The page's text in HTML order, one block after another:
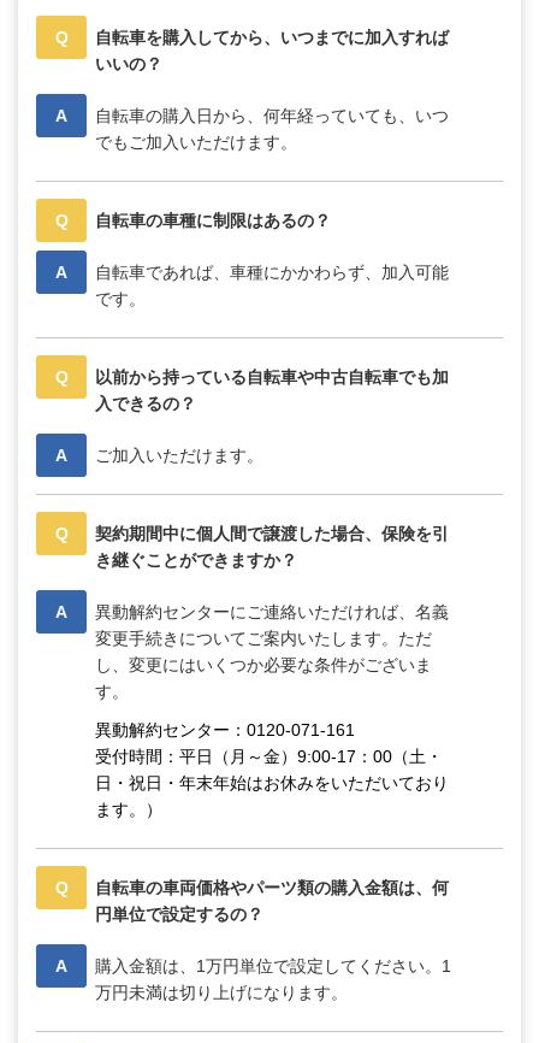
Q
自転車を購入してから、いつまでに加入すれば
いいの？
A
自転車の購入日から、何年経っていても、いつ
でもご加入いただけます。
Q 自転車の車種に制限はあるの？
A
自転車であれば、車種にかかわらず、加入可能
です。
Q
以前から持っている自転車や中古自転車でも加
入できるの？
A ご加入いただけます。
Q
契約期間中に個人間で譲渡した場合、保険を引
き継ぐことができますか？
A
異動解約センターにご連絡いただければ、名義
変更手続きについてご案内いたします。ただ
し、変更にはいくつか必要な条件がございま
す。
異動解約センター：0120-071-161
受付時間：平日（月～金）9:00-17：00（土・
日・祝日・年末年始はお休みをいただいており
ます。）
Q
自転車の車両価格やパーツ類の購入金額は、何
円単位で設定するの？
A
購入金額は、1万円単位で設定してください。1
万円未満は切り上げになります。